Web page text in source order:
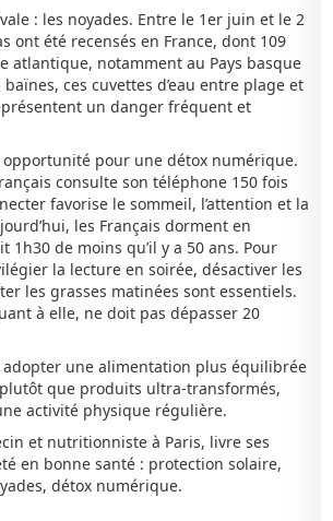
: les noyades. Entre le 1er juin et le 2
ont été recensés en France, dont 109
atlantique, notamment au Pays basque
ces cuvettes d’eau entre plage et
un danger fréquent et
opportunité pour une détox numérique.
consulte son téléphone 150 fois
favorise le sommeil, l’attention et la
les Français dorment en
1h30 de moins qu’il y a 50 ans. Pour
la lecture en soirée, désactiver les
les grasses matinées sont essentiels.
à elle, ne doit pas dépasser 20
adopter une alimentation plus équilibrée
que produits ultra-transformés,
activité physique régulière.
et nutritionniste à Paris, livre ses
en bonne santé : protection solaire,
détox numérique.